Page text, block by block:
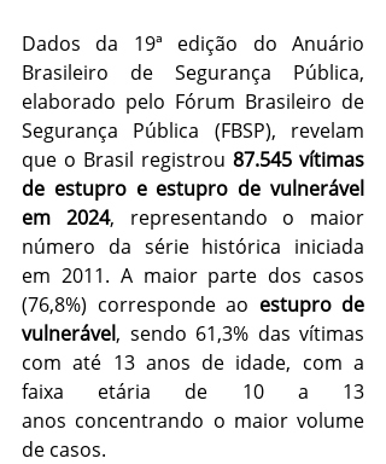
Dados da 19ª edição do Anuário
Brasileiro de Segurança Pública,
elaborado pelo Fórum Brasileiro de
Segurança Pública (FBSP), revelam
que o Brasil registrou 87.545 vítimas
de estupro e estupro de vulnerável
em 2024, representando o maior
número da série histórica iniciada
em 2011. A maior parte dos casos
(76,8%) corresponde ao estupro de
vulnerável, sendo 61,3% das vítimas
com até 13 anos de idade, com a
faixa etária de 10 a 13
anos concentrando o maior volume
de casos.